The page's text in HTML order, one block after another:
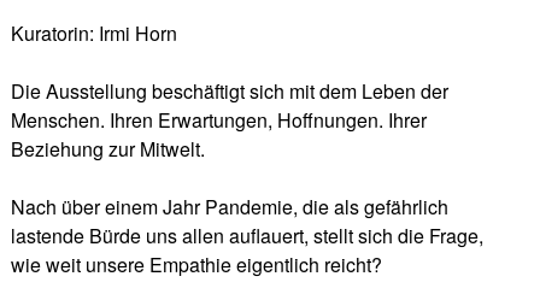
Kuratorin: Irmi Horn
Die Ausstellung beschäftigt sich mit dem Leben der
Menschen. Ihren Erwartungen, Hoffnungen. Ihrer
Beziehung zur Mitwelt.
Nach über einem Jahr Pandemie, die als gefährlich
lastende Bürde uns allen auflauert, stellt sich die Frage,
wie weit unsere Empathie eigentlich reicht?